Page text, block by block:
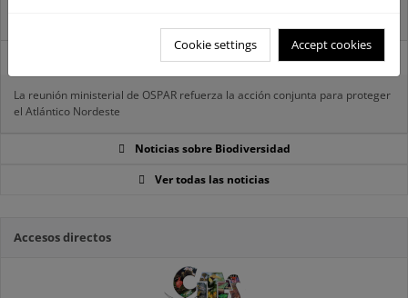
La reunión ministerial de OSPAR refuerza la acción conjunta para proteger
el Atlántico Nordeste
Noticias sobre Biodiversidad
Ver todas las noticias
Accesos directos
Cookie settings Accept cookies